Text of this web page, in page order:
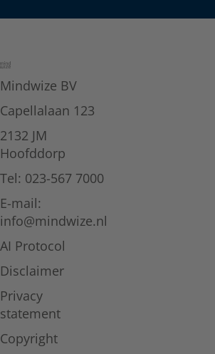
Mindwize BV
Capellalaan 123
2132 JM
Hoofddorp
Tel: 023-567 7000
E-mail:
info@mindwize.nl
AI Protocol
Disclaimer
Privacy
statement
Copyright